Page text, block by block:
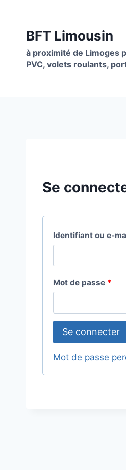
contenuBFT Limousin
à proximité de Limoges
PVC, volets roulants,
Se
Identifiant ou e-
Mot de passe *
l
i
g
a
Se connecter
Mot de passe